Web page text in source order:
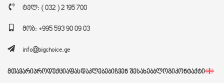
ტელ: ( 032 ) 2 195 700
მობ: +995 593 90 09 03
info@bigchoice.ge
ᲛᲗᲐᲕᲐᲠᲘᲞᲠᲝᲓᲣᲥᲪᲘᲐᲤᲐᲡᲓᲐᲙᲚᲔᲑᲔᲑᲘᲩᲕᲔᲜ ᲨᲔᲡᲐᲮᲔᲑᲑᲚᲝᲒᲘᲙᲝᲜᲢᲐᲥᲢᲘ